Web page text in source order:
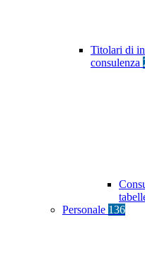
Titolari di
consulenza
Personale 136